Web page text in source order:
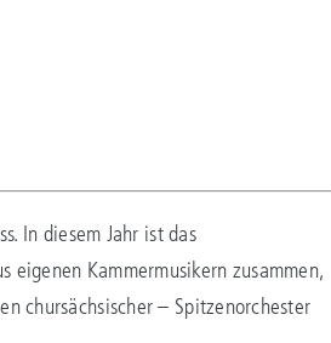
In diesem Jahr ist das
eigenen Kammermusikern zusammen,
chursächsischer – Spitzenorchester